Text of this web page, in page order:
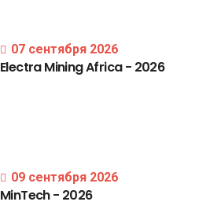
07 сентября 2026
ElectraMiningAfrica- 2026
09 сентября 2026
MinTech- 2026